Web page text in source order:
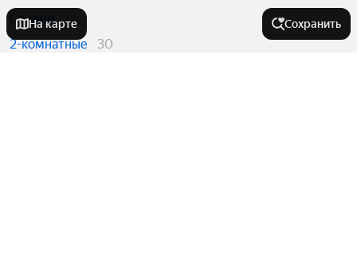
Студии
14
2-комнатные
30
На карте Сохранить